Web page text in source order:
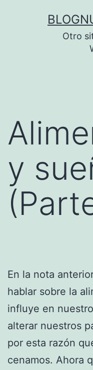
Otro
y
En la nota
hablar sobre la
influye en nuestro
alterar nuestros
por esta razón
cenamos. Ahora